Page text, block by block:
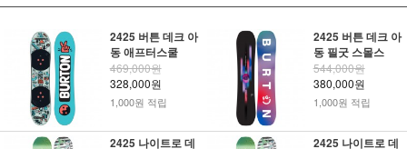
2425 버튼 데크 아
동 애프터스쿨
469,000원
328,000원
1,000원 적립
2425 버튼 데크 아
동 필굿 스몰스
544,000원
380,000원
1,000원 적립
2425 나이트로 데
2425 나이트로 데